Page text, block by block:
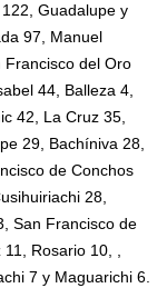
Guadalupe y
97, Manuel
Francisco del Oro
44, Balleza 4,
42, La Cruz 35,
29, Bachíniva 28,
de Conchos
28,
San Francisco de
Rosario 10, ,
7 y Maguarichi 6.